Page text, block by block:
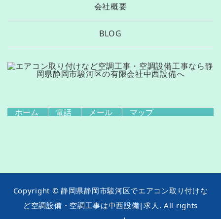
会社概要
BLOG
ホーム 電話 メール マップ
Copyright © 静岡県静岡市駿河区でエアコン取り付けな
ど空調設備・空調工事は中西設備|求人. All rights